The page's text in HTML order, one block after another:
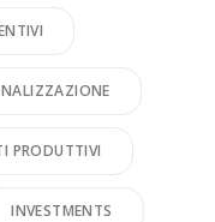
PRODUTTIVI
INVESTMENTS